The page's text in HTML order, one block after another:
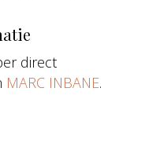
direct
MARC INBANE.